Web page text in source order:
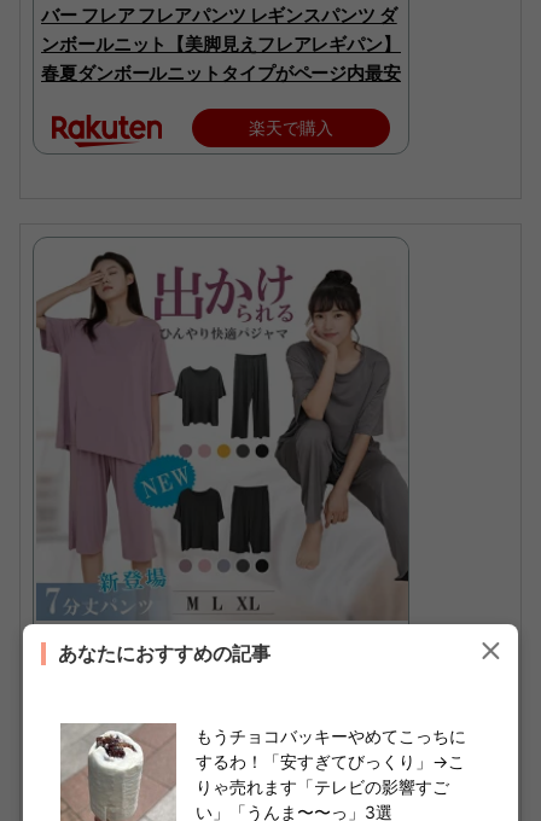
バー フレア フレアパンツ レギンスパンツ ダ
ンボールニット【美脚見えフレアレギパン】
春夏ダンボールニットタイプがページ内最安
楽天で購入
【 6/27-7/1 期間限定★35%OFFクーポン】
【楽天1位受賞】ルームウェア レディース パ
ウェア 薄手 可愛い 肌着 清涼感 ひんやり 涼
しい 伸縮性 半袖 長ズボン ポケット付 春 夏
秋 ロング 7分丈 ゆるめ ストレスフリー
あなたにおすすめの記事
もうチョコバッキーやめてこっちに
するわ！「安すぎてびっくり」→こ
りゃ売れます「テレビの影響すご
い」「うんま〜〜っ」3選